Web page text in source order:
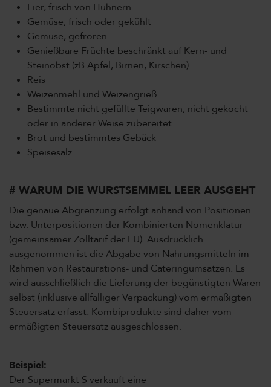
Eier, frisch von Hühnern
Gemüse, frisch oder gekühlt
Gemüse, gefroren
Genießbare Früchte beschränkt auf Kern- und
Steinobst (zB Äpfel, Birnen, Kirschen)
Reis
Weizenmehl und Weizengrieß
Bestimmte nicht gefüllte Teigwaren, nicht gekocht
oder in anderer Weise zubereitet
Brot und bestimmtes Gebäck
Speisesalz.
# WARUM DIE WURSTSEMMEL LEER AUSGEHT
Die genaue Abgrenzung erfolgt anhand von Positionen
bzw. Unterpositionen der Kombinierten Nomenklatur
(gemeinsamer Zolltarif der EU). Ausdrücklich
ausgenommen ist die Abgabe von Nahrungsmitteln im
Rahmen von Restaurations- und Cateringumsätzen. Es
wird ausschließlich die Lieferung der begünstigten Waren
selbst (inklusive allfälliger Verpackung) vom ermäßigten
Steuersatz erfasst. Kombiprodukte sind daher vom
ermäßigten Steuersatz ausgeschlossen.
Beispiel:
Der Supermarkt S verkauft eine